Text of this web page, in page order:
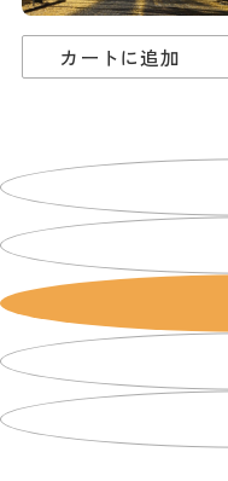
カートに追加